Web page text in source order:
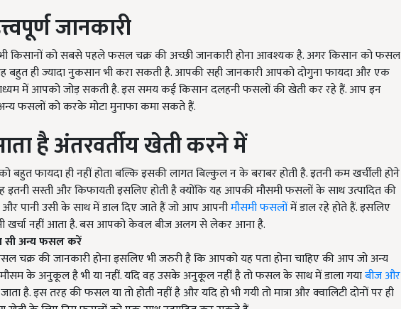
जानकारी
किसानों को सबसे पहले फसल चक्र की अच्छी जानकारी होना आवश्यक है. अगर किसान को फसल
बहुत ही ज्यादा नुकसान भी करा सकती है. आपकी सही जानकारी आपको दोगुना फायदा और एक
में आपको जोड़ सकती है. इस समय कई किसान दलहनी फसलों की खेती कर रहे हैं. आप इन
फसलों को करके मोटा मुनाफा कमा सकते हैं.
है अंतरवर्तीय खेती करने में
फायदा ही नहीं होता बल्कि इसकी लागत बिल्कुल न के बराबर होती है. इतनी कम खर्चीली होने
सस्ती और किफायती इसलिए होती है क्योंकि यह आपकी मौसमी फसलों के साथ उत्पादित की
और पानी उसी के साथ में डाल दिए जाते हैं जो आप आपनीमौसमी फसलोंमें डाल रहे होते हैं. इसलिए
खर्चा नहीं आता है. बस आपको केवल बीज अलग से लेकर आना है.
सी अन्य फसल करें
की जानकारी होना इसलिए भी जरुरी है कि आपको यह पता होना चाहिए की आप जो अन्य
के अनुकूल है भी या नहीं. यदि वह उसके अनुकूल नहीं है तो फसल के साथ में डाला गयाबीज और
है. इस तरह की फसल या तो होती नहीं है और यदि हो भी गयी तो मात्रा और क्वालिटी दोनों पर ही